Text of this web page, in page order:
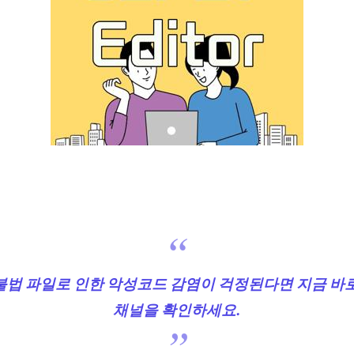
법 파일로 인한 악성코드 감염이 걱정된다면 지금 바
채널을 확인하세요.